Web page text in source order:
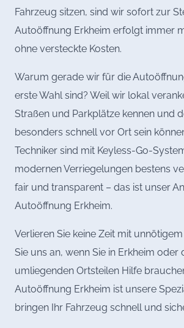
Fahrzeug sitzen, sind wir sofort zur
Autoöffnung Erkheim erfolgt immer
ohne versteckte Kosten.
Warum gerade wir für die
erste Wahl sind? Weil wir lokal
Straßen und Parkplätze kennen und
besonders schnell vor Ort sein
Techniker sind mit Keyless-Go-
modernen Verriegelungen bestens
fair und transparent – das ist unser
Autoöffnung Erkheim.
Verlieren Sie keine Zeit mit
Sie uns an, wenn Sie in Erkheim oder
umliegenden Ortsteilen Hilfe
Autoöffnung Erkheim ist unsere
bringen Ihr Fahrzeug schnell und